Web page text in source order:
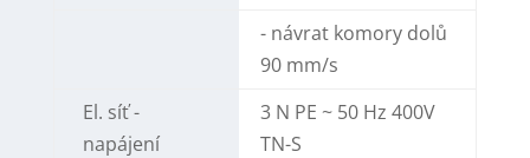
- návrat komory dolů
90 mm/s
El. síť -
napájení
3 N PE ~ 50 Hz 400V
TN-S